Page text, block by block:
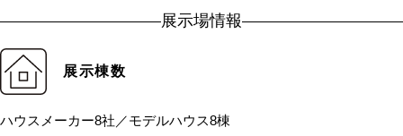
展示場情報
展示棟数
ハウスメーカー8社／モデルハウス8棟